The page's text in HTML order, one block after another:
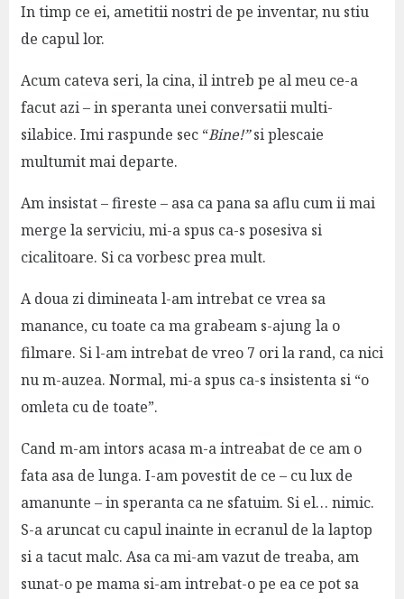
In timp ce ei, ametitii nostri de pe inventar, nu stiu
de capul lor.
Acum cateva seri, la cina, il intreb pe al meu ce-a
facut azi – in speranta unei conversatii multi-
silabice. Imi raspunde sec “Bine!”si plescaie
multumit mai departe.
Am insistat – fireste – asa ca pana sa aflu cum ii mai
merge la serviciu, mi-a spus ca-s posesiva si
cicalitoare. Si ca vorbesc prea mult.
A doua zi dimineata l-am intrebat ce vrea sa
manance, cu toate ca ma grabeam s-ajung la o
filmare. Si l-am intrebat de vreo 7 ori la rand, ca nici
nu m-auzea. Normal, mi-a spus ca-s insistenta si “o
omleta cu de toate”.
Cand m-am intors acasa m-a intreabat de ce am o
fata asa de lunga. I-am povestit de ce – cu lux de
amanunte – in speranta ca ne sfatuim. Si el… nimic.
S-a aruncat cu capul inainte in ecranul de la laptop
si a tacut malc. Asa ca mi-am vazut de treaba, am
sunat-o pe mama si-am intrebat-o pe ea ce pot sa